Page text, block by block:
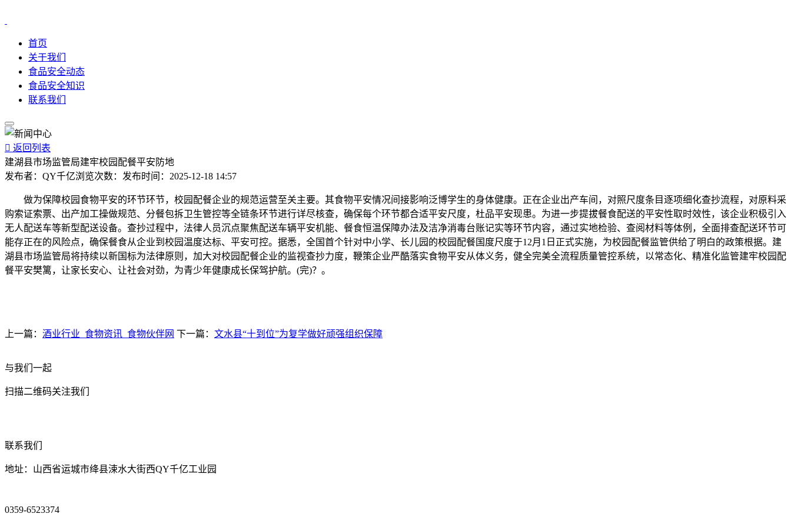
首页
关于我们
食品安全动态
食品安全知识
联系我们
 返回列表
建湖县市场监管局建牢校园配餐平安防地
发布者： QY千亿浏览次数： 发布时间： 2025-12-18 14:57
做为保障校园食物平安的环节环节，校园配餐企业的规范运营至关主要。其食物平安情况间接影响泛博学生的身体健康。正在企业出产车间，对照尺度条目逐项细化查抄流程，对原料采
购索证索票、出产加工操做规范、分餐包拆卫生管控等全链条环节进行详尽核查，确保每个环节都合适平安尺度，杜品平安现患。为进一步提拔餐食配送的平安性取时效性，该企业积极引入
无人配送车等新型配送设备。查抄过程中，法律人员沉点聚焦配送车辆平安机能、餐食恒温保障办法及洁净消毒台账记实等环节内容，通过实地检验、查阅材料等体例，全面排查配送环节可
能存正在的风险点，确保餐食从企业到校园温度达标、平安可控。据悉，全国首个针对中小学、长儿园的校园配餐国度尺度于12月1日正式实施，为校园配餐监管供给了明白的政策根据。建
湖县市场监管局将持续以新国标为法律原则，加大对校园配餐企业的监视查抄力度，鞭策企业严酷落实食物平安从体义务，健全完美全流程质量管控系统，以常态化、精准化监管建牢校园配
餐平安樊篱，让家长安心、让社会对劲，为青少年健康成长保驾护航。(完)？。
上一篇： 酒业行业_食物资讯_食物伙伴网 下一篇： 文水县“十到位”为复学做好顽强组织保障
与我们一起
扫描二维码关注我们
联系我们
地址：山西省运城市绛县涑水大街西QY千亿工业园
0359-6523374